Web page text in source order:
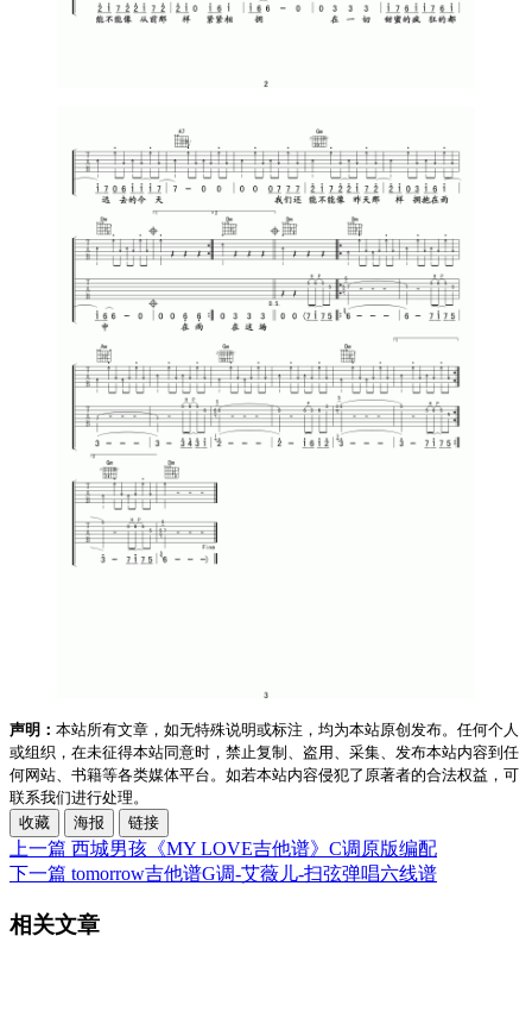
声明： 本站所有文章，如无特殊说明或标注，均为本站原创发布。任何个人
或组织，在未征得本站同意时，禁止复制、盗用、采集、发布本站内容到任
何网站、书籍等各类媒体平台。如若本站内容侵犯了原著者的合法权益，可
联系我们进行处理。
收藏
海报 链接
上一篇 西城男孩《MY LOVE吉他谱》C调原版编配
下一篇 tomorrow吉他谱G调-艾薇儿-扫弦弹唱六线谱
相关文章